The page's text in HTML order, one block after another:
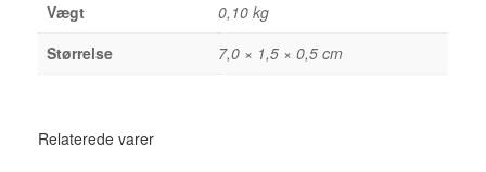
Vægt
0,10 kg
Størrelse
7,0 × 1,5 × 0,5 cm
Relaterede varer